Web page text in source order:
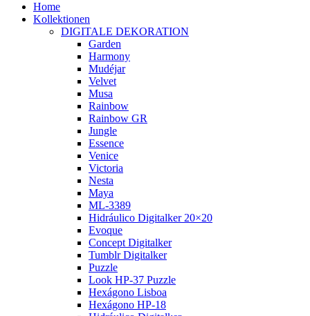
Home
Kollektionen
DIGITALE DEKORATION
Garden
Harmony
Mudéjar
Velvet
Musa
Rainbow
Rainbow GR
Jungle
Essence
Venice
Victoria
Nesta
Maya
ML-3389
Hidráulico Digitalker 20×20
Evoque
Concept Digitalker
Tumblr Digitalker
Puzzle
Look HP-37 Puzzle
Hexágono Lisboa
Hexágono HP-18